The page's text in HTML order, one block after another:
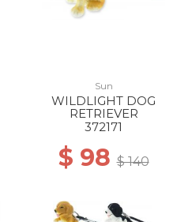
Sun
WILDLIGHT DOG
RETRIEVER
372171
$ 98$ 140